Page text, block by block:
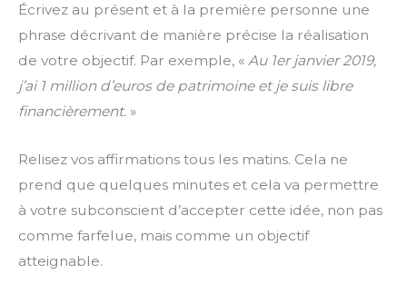
Écrivez au présent et à la première personne une
phrase décrivant de manière précise la réalisation
de votre objectif. Par exemple, « Au 1er janvier 2019,
j’ai 1 million d’euros de patrimoine et je suis libre
financièrement. »
Relisez vos affirmations tous les matins. Cela ne
prend que quelques minutes et cela va permettre
à votre subconscient d’accepter cette idée, non pas
comme farfelue, mais comme un objectif
atteignable.